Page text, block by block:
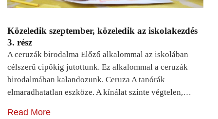
Közeledik szeptember, közeledik az iskolakezdés
3. rész
A ceruzák birodalma Előző alkalommal az iskolában
célszerű cipőkig jutottunk. Ez alkalommal a ceruzák
birodalmában kalandozunk. Ceruza A tanórák
elmaradhatatlan eszköze. A kínálat szinte végtelen,…
Read More